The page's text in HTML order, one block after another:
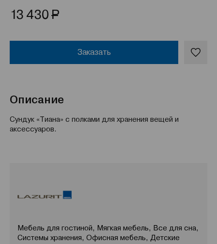
13 430 Р
Заказать
Описание
Сундук «Тиана» с полками для хранения вещей и
аксессуаров.
Мебель для гостиной, Мягкая мебель, Все для сна,
Системы хранения, Офисная мебель, Детские